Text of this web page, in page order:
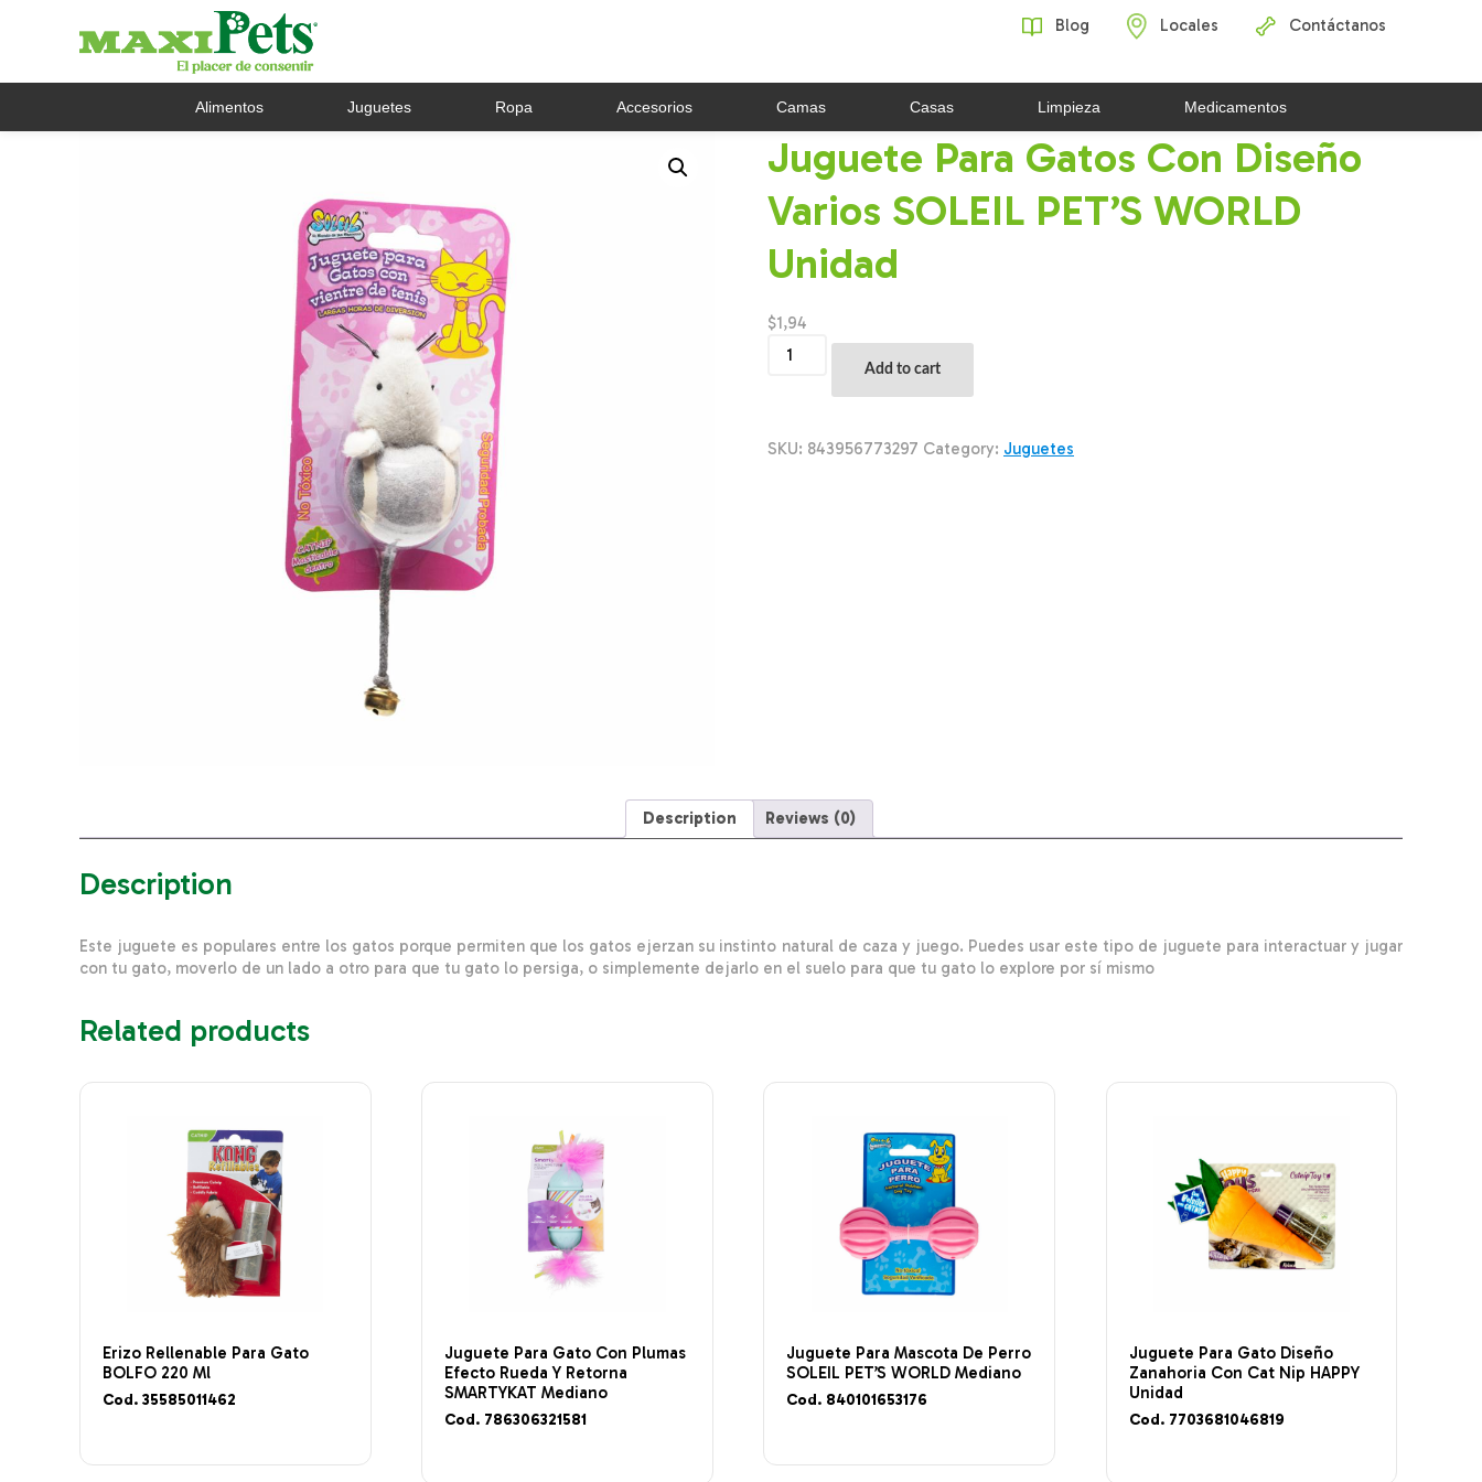
Blog Locales Contáctanos
Alimentos Juguetes Ropa Accesorios Camas Casas Limpieza Medicamentos
Juguete Para Gatos Con Diseño
Varios SOLEIL PET’S WORLD
Unidad
$1,94
Para
Varios
Add to cart
SKU: 843956773297 Category: Juguetes
Description Reviews (0)
Description
Este juguete es populares entre los gatos porque permiten que los gatos ejerzan su instinto natural de caza y juego. Puedes usar este tipo de juguete para interactuar y jugar
con tu gato, moverlo de un lado a otro para que tu gato lo persiga, o simplemente dejarlo en el suelo para que tu gato lo explore por sí mismo
Related products
Erizo Rellenable Para Gato
BOLFO 220 Ml
Cod. 35585011462
Juguete Para Gato Con Plumas
Efecto Rueda Y Retorna
SMARTYKAT Mediano
Cod. 786306321581
Juguete Para Mascota De Perro
SOLEIL PET’S WORLD Mediano
Cod. 840101653176
Juguete Para Gato Diseño
Zanahoria Con Cat Nip HAPPY
Unidad
Cod. 7703681046819